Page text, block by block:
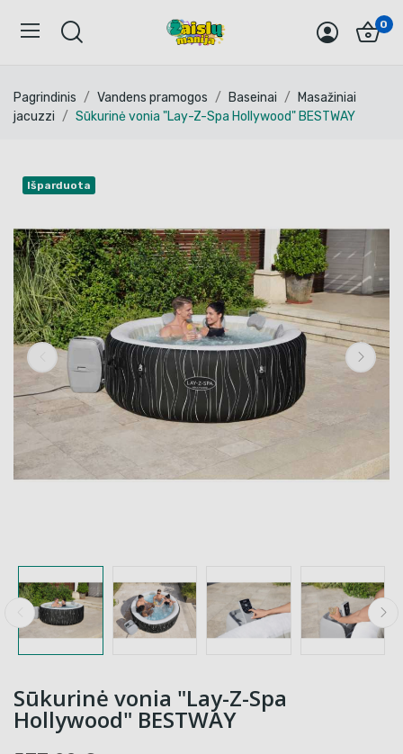
0
Pagrindinis Vandens pramogos Baseinai
Masažiniai
jacuzzi
Sūkurinė vonia "Lay-Z-Spa Hollywood" BESTWAY
Išparduota
Sūkurinė vonia "Lay-Z-Spa
Hollywood" BESTWAY